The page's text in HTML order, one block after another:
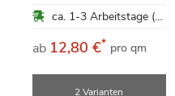
ca. 1-3 Arbeitstage (Mo-Fr)
ab 12,80 €* pro qm
2 Varianten